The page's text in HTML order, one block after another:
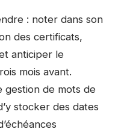
: noter dans son
des certificats,
anticiper le
mois avant.
gestion de mots de
stocker des dates